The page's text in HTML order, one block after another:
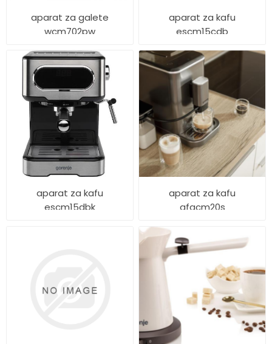
aparat za galete
wcm702pw
aparat za kafu
escm15cdb
aparat za kafu
escm15dbk
aparat za kafu
gfacm20s